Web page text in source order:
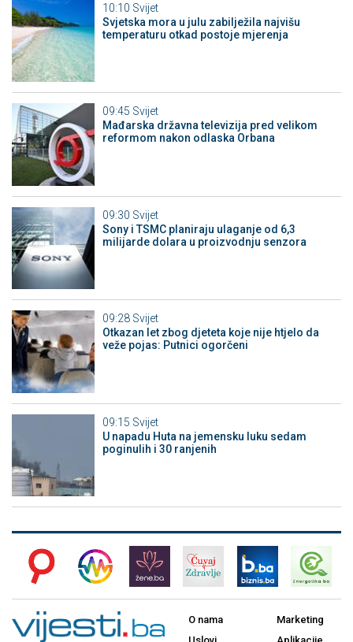
10:10 Svijet
Svjetska mora u julu zabilježila najvišu
temperaturu otkad postoje mjerenja
09:45 Svijet
Mađarska državna televizija pred velikom
reformom nakon odlaska Orbana
09:30 Svijet
Sony i TSMC planiraju ulaganje od 6,3
milijarde dolara u proizvodnju senzora
09:28 Svijet
Otkazan let zbog djeteta koje nije htjelo da
veže pojas: Putnici ogorčeni
09:15 Svijet
U napadu Huta na jemensku luku sedam
poginulih i 30 ranjenih
O nama
Marketing